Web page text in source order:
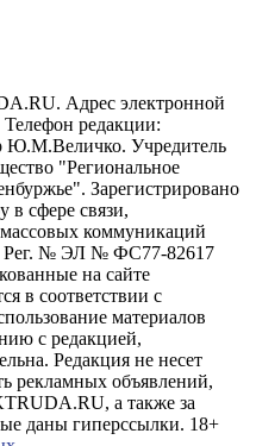
Адрес электронной
редакции:
Ю.М.Величко. Учредитель
"Региональное
Зарегистрировано
в сфере связи,
коммуникаций
Рег. № ЭЛ № ФС77-82617
на сайте
в соответствии с
материалов
с редакцией,
Редакция не несет
рекламных объявлений,
а также за
даны гиперссылки. 18+